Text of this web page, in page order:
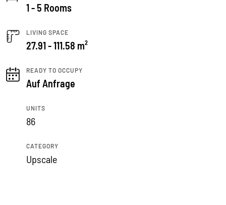
1 - 5 Rooms
LIVING SPACE
27.91 - 111.58 m²
READY TO OCCUPY
Auf Anfrage
UNITS
86
CATEGORY
Upscale